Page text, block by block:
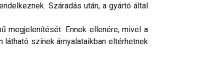
Száradás után, a gyártó által
megjelenítését. Ennek ellenére, mivel a
színek árnyalataikban eltérhetnek